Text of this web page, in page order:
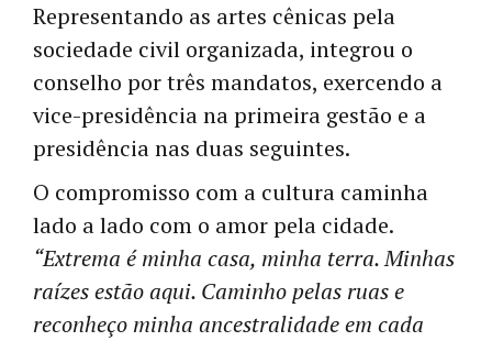
Representando as artes cênicas pela
sociedade civil organizada, integrou o
conselho por três mandatos, exercendo a
vice-presidência na primeira gestão e a
presidência nas duas seguintes.
O compromisso com a cultura caminha
lado a lado com o amor pela cidade.
“Extrema é minha casa, minha terra. Minhas
raízes estão aqui. Caminho pelas ruas e
reconheço minha ancestralidade em cada